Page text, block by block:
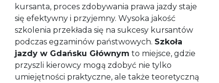
kursanta, proces zdobywania prawa jazdy staje
się efektywny i przyjemny. Wysoka jakość
szkolenia przekłada się na sukcesy kursantów
podczas egzaminów państwowych. Szkoła
jazdy w Gdańsku Głównym to miejsce, gdzie
przyszli kierowcy mogą zdobyć nie tylko
umiejętności praktyczne, ale także teoretyczną